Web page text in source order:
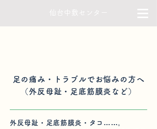
仙台中敷センター
足の痛み・トラブルでお悩みの方へ
（外反母趾・足底筋膜炎など）
外反母趾・足底筋膜炎・タコ……。